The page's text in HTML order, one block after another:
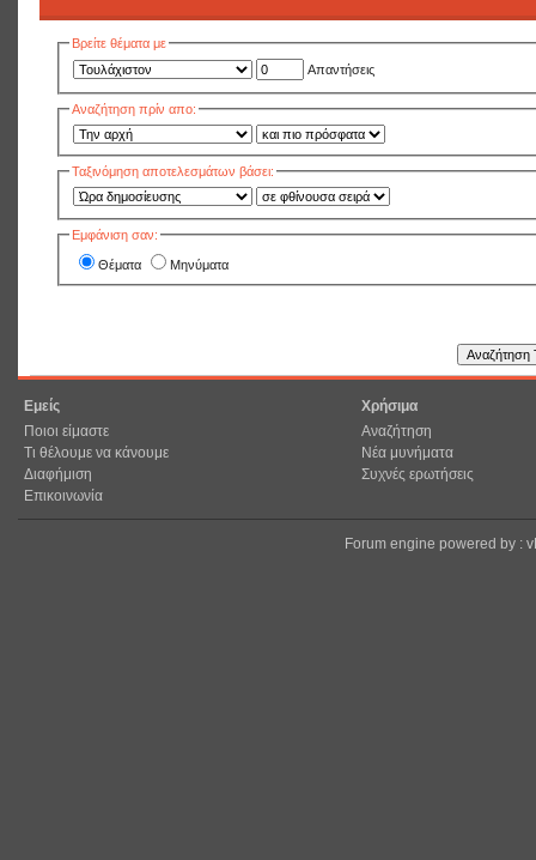
Βρείτε θέματα με
Απαντήσεις
Αναζήτηση πρίν απο:
Ταξινόμηση αποτελεσμάτων βάσει:
Εμφάνιση σαν:
Θέματα Μηνύματα
Εμείς
Ποιοι είμαστε
Τι θέλουμε να κάνουμε
Διαφήμιση
Επικοινωνία
Χρήσιμα
Αναζήτηση
Νέα μυνήματα
Συχνές ερωτήσεις
Forum engine powered by :